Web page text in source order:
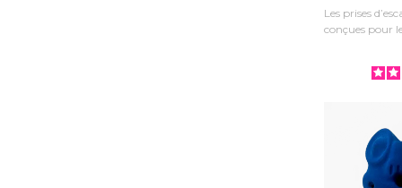
Les prises
conçues pour